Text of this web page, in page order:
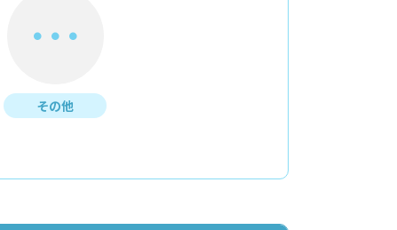
その他